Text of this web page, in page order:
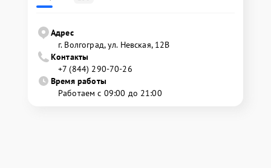
Адрес
г. Волгоград, ул. Невская, 12В
Контакты
+7 (844) 290-70-26
Время работы
Работаем с 09:00 до 21:00